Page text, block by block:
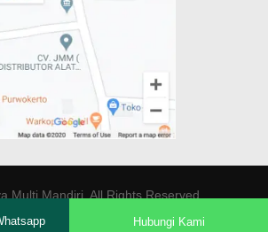
Multi Mandiri. All Rights Reserved.
Hubungi Kami